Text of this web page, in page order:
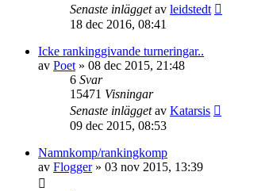
Senaste inläggetav leidstedt
18 dec 2016, 08:41
Icke rankinggivande turneringar..
av Poet » 08 dec 2015, 21:48
6 Svar
15471 Visningar
Senaste inläggetav Katarsis
09 dec 2015, 08:53
Namnkomp/rankingkomp
av Flogger» 03 nov 2015, 13:39